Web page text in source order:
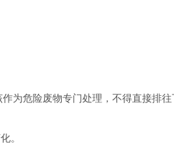
为危险废物专门处理，不得直接排往
。